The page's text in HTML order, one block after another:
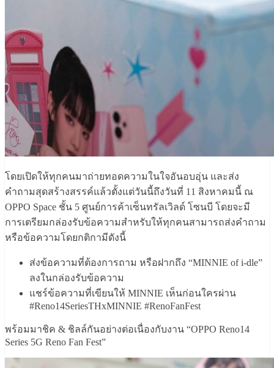
โดยเปิดให้ทุกคนมาถ่ายทอดความในใจอันอบอุ่น และส่ง
คำถามสุดสร้างสรรค์แล้วตั้งแต่วันนี้ถึงวันที่ 11 สิงหาคมนี้ ณ
OPPO Space ชั้น 5 ศูนย์การค้าเซ็นทรัลเวิลด์ โซนบี โดยจะมี
การเตรียมกล่องรับข้อความสำหรับให้ทุกคนสามารถส่งคำถาม
หรือข้อความโดยกติกามีดังนี้
ส่งข้อความที่ต้องการถาม หรือฝากถึง “MINNIE of i-dle”
ลงในกล่องรับข้อความ
แชร์ข้อความที่เขียนให้ MINNIE เห็นก่อนใครผ่าน
#Reno14SeriesTHxMINNIE #RenoFanFest
พร้อมมาชิค & ชิลล์กันอย่างต่อเนื่องกับงาน “OPPO Reno14
Series 5G Reno Fan Fest”